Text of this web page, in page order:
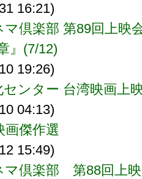
16:21)
マ倶楽部 第89回上
』(7/12)
19:26)
センター 台湾映画上
04:13)
画傑作選
15:49)
マ倶楽部 第88回上